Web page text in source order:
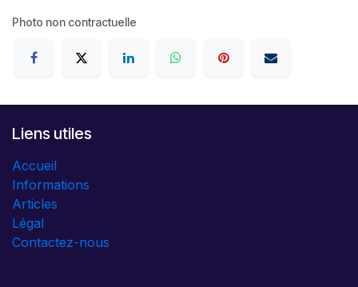
Photo non contractuelle
Liens utiles
Accueil
Informations
Articles
Légal
Contactez-nous